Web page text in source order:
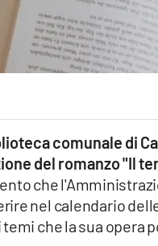
comunale di
del romanzo "Il
che
nel calendario
temi che la sua opera